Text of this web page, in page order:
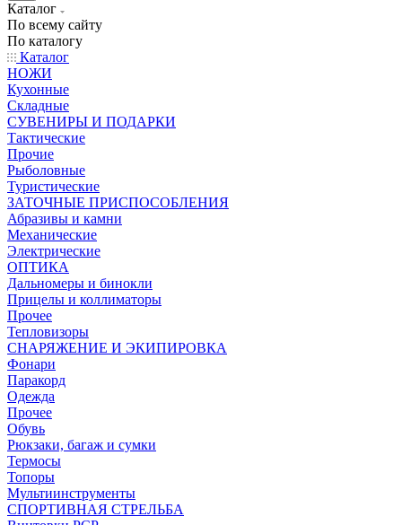
Каталог
По всему сайту
По каталогу
Каталог
НОЖИ
Кухонные
Складные
СУВЕНИРЫ И ПОДАРКИ
Тактические
Прочие
Рыболовные
Туристические
ЗАТОЧНЫЕ ПРИСПОСОБЛЕНИЯ
Абразивы и камни
Механические
Электрические
ОПТИКА
Дальномеры и бинокли
Прицелы и коллиматоры
Прочее
Тепловизоры
СНАРЯЖЕНИЕ И ЭКИПИРОВКА
Фонари
Паракорд
Одежда
Прочее
Обувь
Рюкзаки, багаж и сумки
Термосы
Топоры
Мультиинструменты
СПОРТИВНАЯ СТРЕЛЬБА